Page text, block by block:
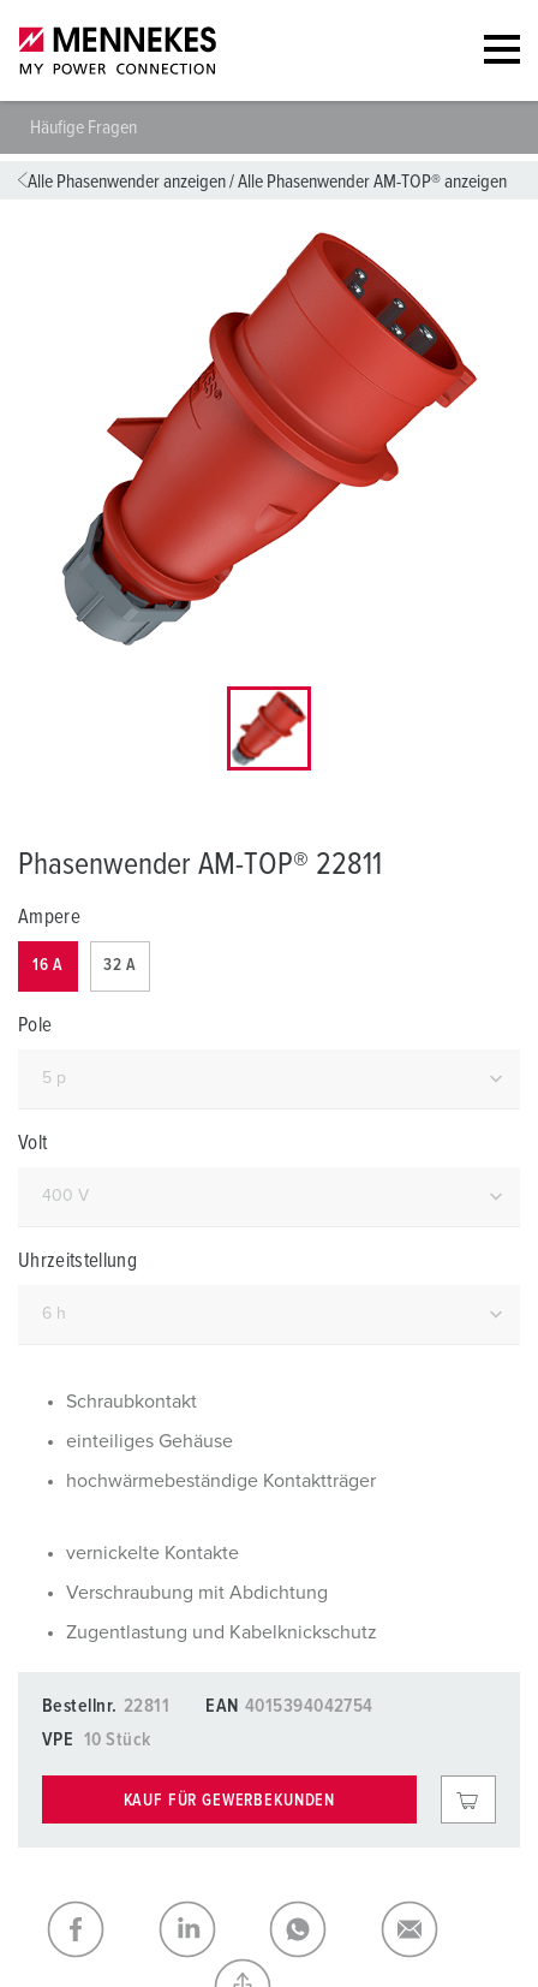
Häufige Fragen
Alle Phasenwender anzeigen/Alle Phasenwender AM-TOP® anzeigen
Phasenwender AM-TOP® 22811
Ampere
16 A 32 A
Pole
Volt
Uhrzeitstellung
Schraubkontakt
einteiliges Gehäuse
hochwärmebeständige Kontaktträger
vernickelte Kontakte
Verschraubung mit Abdichtung
Zugentlastung und Kabelknickschutz
Bestellnr. 22811 EAN 4015394042754
VPE
10 Stück
KAUF FÜR GEWERBEKUNDEN